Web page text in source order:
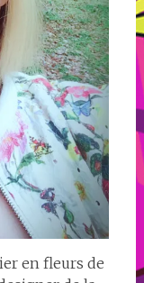
en fleurs de